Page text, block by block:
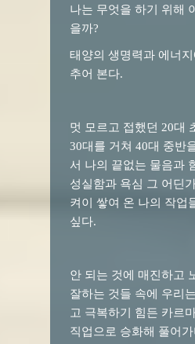
나는 무엇을 하기 위해
을까?
태양의 생명력과 에너
추어 본다.
멋 모르고 접했던 20대
30대를 거쳐 40대 중반
서 나의 끝없는 물음과
성실함과 욕심 그 어딘
켜이 쌓여 온 나의 작업
싶다.
안 되는 것에 매진하고
잘하는 것들 속에 우리
고 극복하기 힘든 카르
직업으로 승화해 풀어